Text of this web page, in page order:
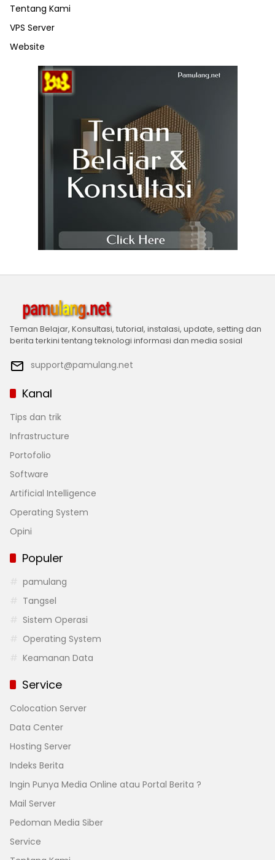
Tentang Kami
VPS Server
Website
Teman Belajar, Konsultasi, tutorial, instalasi, update, setting dan
berita terkini tentang teknologi informasi dan media sosial
support@pamulang.net
Kanal
Tips dan trik
Infrastructure
Portofolio
Software
Artificial Intelligence
Operating System
Opini
Populer
pamulang
Tangsel
Sistem Operasi
Operating System
Keamanan Data
Service
Colocation Server
Data Center
Hosting Server
Indeks Berita
Ingin Punya Media Online atau Portal Berita ?
Mail Server
Pedoman Media Siber
Service